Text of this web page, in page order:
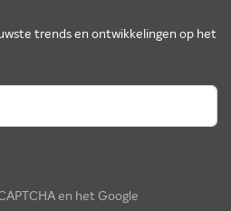
trends en ontwikkelingen op het
en het Google